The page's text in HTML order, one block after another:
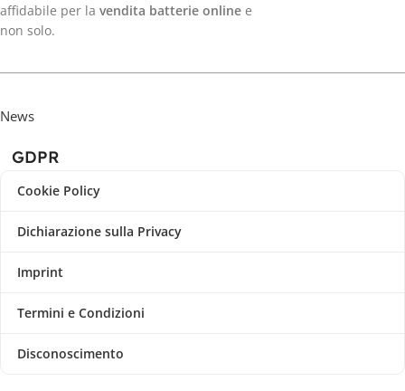
affidabile per la vendita batterie online e
non solo.
News
GDPR
Cookie Policy
Dichiarazione sulla Privacy
Imprint
Termini e Condizioni
Disconoscimento